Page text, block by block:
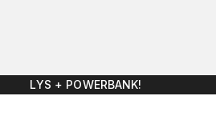
LYS + POWERBANK!